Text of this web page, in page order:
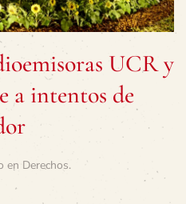
UCR y
a intentos de
en Derechos.